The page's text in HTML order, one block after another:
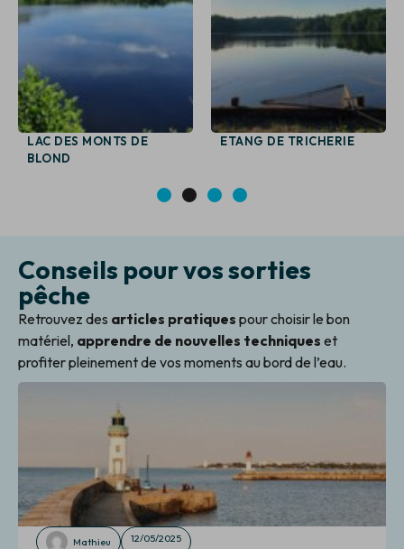
LAC DES MONTS DE
BLOND
ETANG DE TRICHERIE
3 4
Conseils pour vos sorties
pêche
Retrouvez des articles pratiques pour choisir le bon
matériel, apprendre de nouvelles techniques et
profiter pleinement de vos moments au bord de l’eau.
Mathieu 12/05/2025